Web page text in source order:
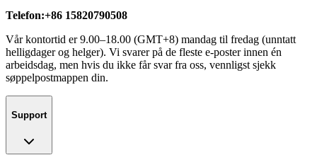
Telefon:+86 15820790508
Vår kontortid er 9.00–18.00 (GMT+8) mandag til fredag (unntatt
helligdager og helger). Vi svarer på de fleste e-poster innen én
arbeidsdag, men hvis du ikke får svar fra oss, vennligst sjekk
søppelpostmappen din.
Support